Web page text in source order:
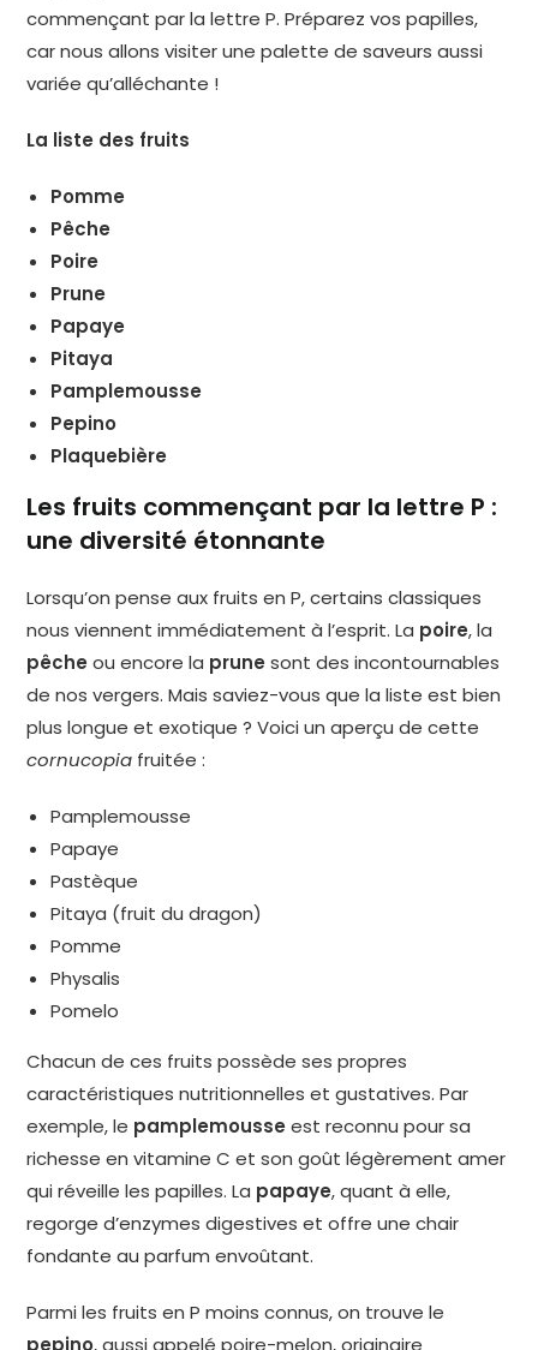
commençant par la lettre P. Préparez vos papilles,
car nous allons visiter une palette de saveurs aussi
variée qu’alléchante !
La liste des fruits
Pomme
Pêche
Poire
Prune
Papaye
Pitaya
Pamplemousse
Pepino
Plaquebière
Les fruits commençant par la lettre P :
une diversité étonnante
Lorsqu’on pense aux fruits en P, certains classiques
nous viennent immédiatement à l’esprit. La poire, la
pêche ou encore la prune sont des incontournables
de nos vergers. Mais saviez-vous que la liste est bien
plus longue et exotique ? Voici un aperçu de cette
cornucopia fruitée :
Pamplemousse
Papaye
Pastèque
Pitaya (fruit du dragon)
Pomme
Physalis
Pomelo
Chacun de ces fruits possède ses propres
caractéristiques nutritionnelles et gustatives. Par
exemple, le pamplemousse est reconnu pour sa
richesse en vitamine C et son goût légèrement amer
qui réveille les papilles. La papaye, quant à elle,
regorge d’enzymes digestives et offre une chair
fondante au parfum envoûtant.
Parmi les fruits en P moins connus, on trouve le
pepino, aussi appelé poire-melon, originaire